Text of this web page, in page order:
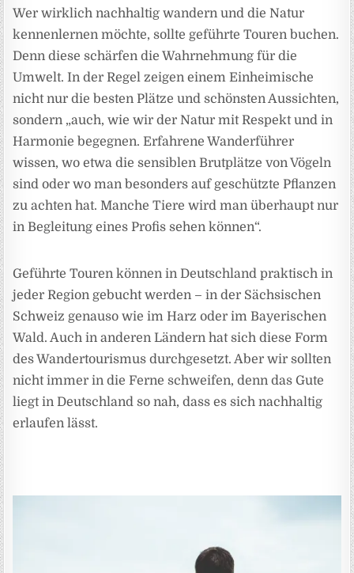
Wer wirklich nachhaltig wandern und die Natur
kennenlernen möchte, sollte geführte Touren buchen.
Denn diese schärfen die Wahrnehmung für die
Umwelt. In der Regel zeigen einem Einheimische
nicht nur die besten Plätze und schönsten Aussichten,
sondern „auch, wie wir der Natur mit Respekt und in
Harmonie begegnen. Erfahrene Wanderführer
wissen, wo etwa die sensiblen Brutplätze von Vögeln
sind oder wo man besonders auf geschützte Pflanzen
zu achten hat. Manche Tiere wird man überhaupt nur
in Begleitung eines Profis sehen können“.
Geführte Touren können in Deutschland praktisch in
jeder Region gebucht werden – in der Sächsischen
Schweiz genauso wie im Harz oder im Bayerischen
Wald. Auch in anderen Ländern hat sich diese Form
des Wandertourismus durchgesetzt. Aber wir sollten
nicht immer in die Ferne schweifen, denn das Gute
liegt in Deutschland so nah, dass es sich nachhaltig
erlaufen lässt.